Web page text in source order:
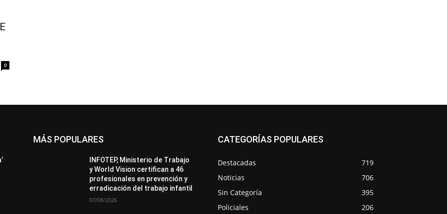
0
MÁS POPULARES
All Destacado
INFOTEP, Ministerio de Trabajo
y World Vision certifican a 46
profesionales en prevención y
erradicación del trabajo infantil
07/08/2026
CATEGORÍAS POPULARES
Destacadas
719
Noticias
706
Sin Categoría
395
Policiales
206